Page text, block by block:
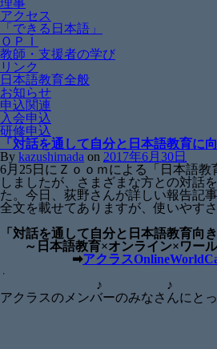
理事
アクセス
「できる日本語」
ＯＰＩ
教師・支援者の学び
リンク
日本語教育全般
お知らせ
申込関連
入会申込
研修申込
「対話を通して自分と日本語教育に
By kazushimada on 2017年6月30日
6月25日にＺｏｏｍによる「日本語
しましたが、さまざまな方との対話
た。今日、荻野さんが詳しい報告記
全文を載せてありますが、使いやす
「対話を通して自分と日本語教育向
～日本語教育×オンライン×ワー
➡アクラス
・
♪ ♪
アクラスのメンバーのみなさんにと